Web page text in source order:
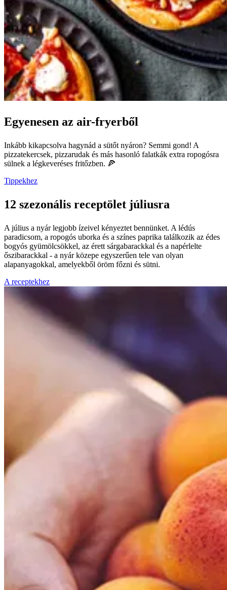
Egyenesen az air-fryerből
Inkább kikapcsolva hagynád a sütőt nyáron? Semmi gond! A
pizzatekercsek, pizzarudak és más hasonló falatkák extra ropogósra
sülnek a légkeveréses fritőzben. 🍕
Tippekhez
12 szezonális receptölet júliusra
A július a nyár legjobb ízeivel kényeztet bennünket. A lédús
paradicsom, a ropogós uborka és a színes paprika találkozik az édes
bogyós gyümölcsökkel, az érett sárgabarackkal és a napérlelte
őszibarackkal - a nyár közepe egyszerűen tele van olyan
alapanyagokkal, amelyekből öröm főzni és sütni.
A receptekhez